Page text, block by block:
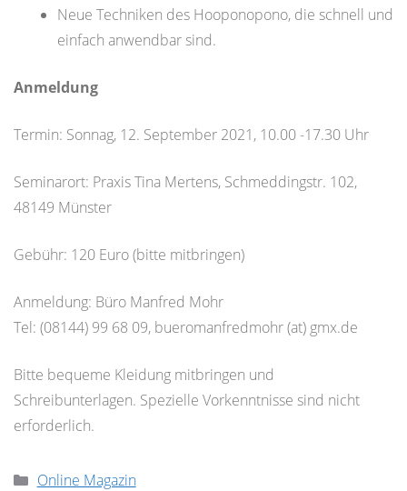
Neue Techniken des Hooponopono, die schnell und
einfach anwendbar sind.
Anmeldung
Termin: Sonnag, 12. September 2021, 10.00 -17.30 Uhr
Seminarort: Praxis Tina Mertens, Schmeddingstr. 102,
48149 Münster
Gebühr: 120 Euro (bitte mitbringen)
Anmeldung: Büro Manfred Mohr
Tel: (08144) 99 68 09, bueromanfredmohr (at) gmx.de
Bitte bequeme Kleidung mitbringen und
Schreibunterlagen. Spezielle Vorkenntnisse sind nicht
erforderlich.
Kategorien
Online Magazin